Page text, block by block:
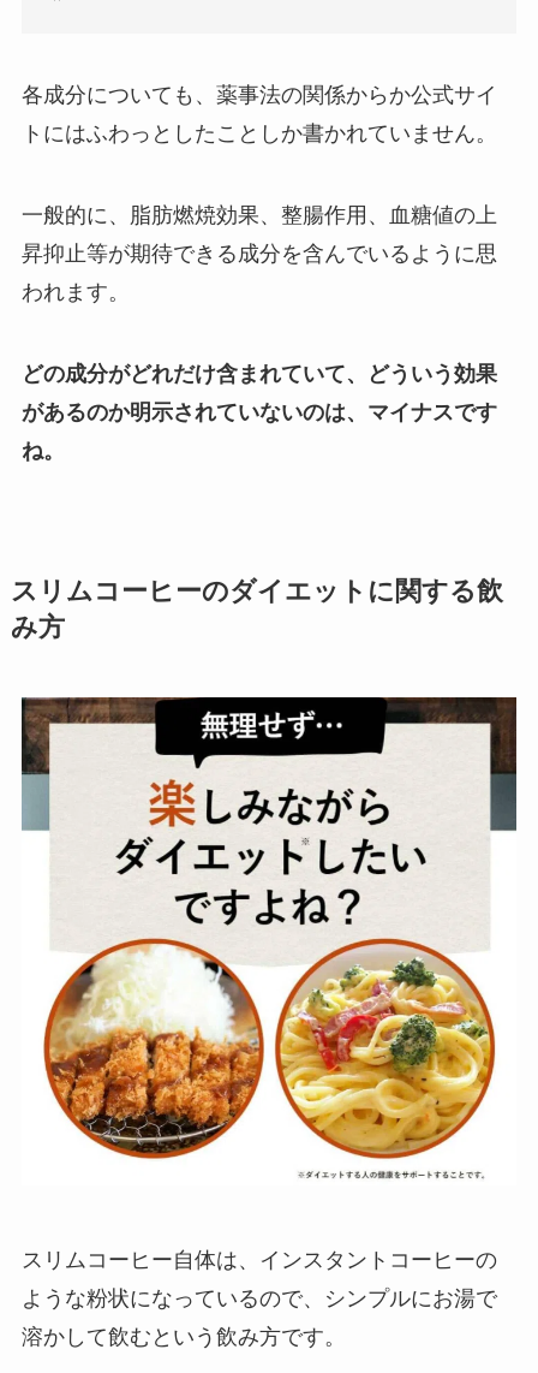
各成分についても、薬事法の関係からか公式サイ
トにはふわっとしたことしか書かれていません。
一般的に、脂肪燃焼効果、整腸作用、血糖値の上
昇抑止等が期待できる成分を含んでいるように思
われます。
どの成分がどれだけ含まれていて、どういう効果
があるのか明示されていないのは、マイナスです
ね。
スリムコーヒーのダイエットに関する飲
み方
スリムコーヒー自体は、インスタントコーヒーの
ような粉状になっているので、シンプルにお湯で
溶かして飲むという飲み方です。